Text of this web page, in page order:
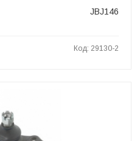
JBJ146
Код: 29130-2